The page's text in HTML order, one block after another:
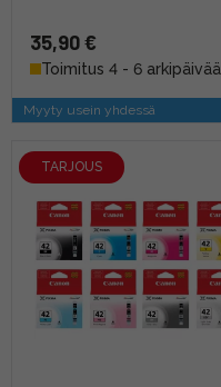
35,90 €
Toimitus 4 - 6 arkipäivää
Myyty usein yhdessä
TARJOUS